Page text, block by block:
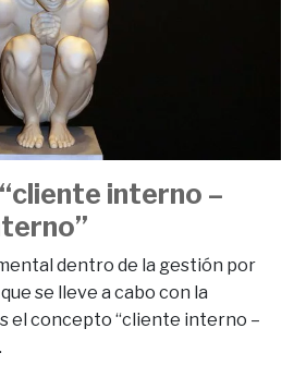
interno –
dentro de la gestión por
se lleve a cabo con la
el concepto “cliente interno –